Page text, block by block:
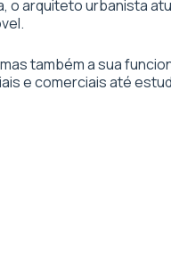
o arquiteto urbanista
também a sua
e comerciais até